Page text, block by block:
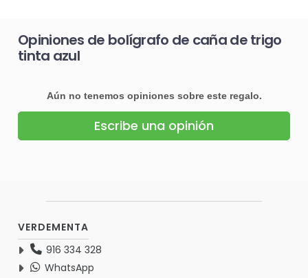
Opiniones de bolígrafo de caña de trigo
tinta azul
Aún no tenemos opiniones sobre este regalo.
Escribe una opinión
VERDEMENTA
916 334 328
WhatsApp